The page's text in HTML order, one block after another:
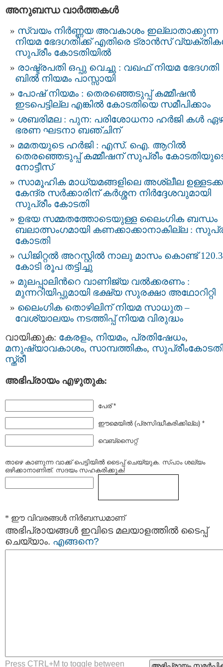
അനുബന്ധ വാര്‍ത്തകള്‍
സ്വയം നിർണ്ണയ അവകാശം ഇല്ലാതാക്കുന്ന
നിയമ ഭേദഗതിക്ക് എതിരെ ട്രാൻസ്
സുപ്രീം കോടതിയിൽ
രാഷ്ട്രപതി ഒപ്പു വെച്ചു : വഖഫ് നിയമ ഭേദഗതി
ബില്‍ നിയമം പാസ്സായി
പോഷ് നിയമം : തെരഞ്ഞെടുപ്പ് കമ്മീഷൻ
ഇടപെട്ടില്ല എങ്കിൽ കോടതിയെ സമീപിക്കാം
ശബരിമല : പുന: പരിശോധനാ ഹര്‍ജി കള്‍
ഭരണ ഘടനാ ബഞ്ചിന്
മമതയുടെ ഹർജി : എസ്. ഐ. ആറില്‍
തെരഞ്ഞെടുപ്പ്‌ കമ്മീഷന്‌ സുപ്രീം
നോട്ടീസ്‌
സാമൂഹിക മാധ്യമങ്ങളിലെ അശ്ലീല
കേന്ദ്ര സർക്കാരിന് കർശ്ശന നിർദ്ദേശവുമായി
സുപ്രീം കോടതി
ഉഭയ സമ്മതത്തോടെയുള്ള ലൈംഗിക ബന്ധം
ബലാത്സംഗമായി കണക്കാക്കാനാകില്ല :
കോടതി
ഡിജിറ്റല്‍ അറസ്റ്റില്‍ നാലു മാസം കൊണ്ട് 120.3
കോടി രൂപ തട്ടിച്ചു
മുലപ്പാലിന്‍റെ വാണിജ്യ വൽക്കരണം :
മുന്നറിയിപ്പുമായി ഭക്ഷ്യ സുരക്ഷാ അഥോറിറ്റി
ലൈംഗിക തൊഴിലിന് നിയമ സാധുത –
വേശ്യാലയം നടത്തിപ്പ് നിയമ വിരുദ്ധം
വായിക്കുക: കേരളം, നിയമം, പ്രതിഷേധം,
മനുഷ്യാവകാശം, സാമ്പത്തികം, സുപ്രീംകോടതി
സ്ത്രീ
അഭിപ്രായം എഴുതുക:
പേര് *
ഈമെയില്‍ (പ്രസിദ്ധീകരിക്കില്ല) *
വെബ്സൈറ്റ്
താഴെ കാണുന്ന വാക്ക് പെട്ടിയില്‍ ടൈപ്പ്‌ ചെയ്യുക. സ്പാം ശല്യം
ഒഴിക്കാനാണിത്. സദയം സഹകരിക്കുക!
* ഈ വിവരങ്ങള്‍ നിര്‍ബന്ധമാണ്
അഭിപ്രായങ്ങള്‍ ഇവിടെ മലയാളത്തില്‍ ടൈപ്പ്
ചെയ്യാം. എങ്ങനെ?
Press CTRL+M to toggle between